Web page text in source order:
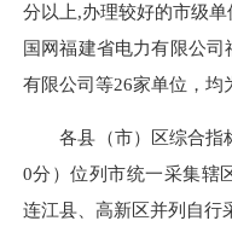
分以上,办理较好的市级单
国网福建省电力有限公
有限公司等26家单位，均
各县（市）区综合指
0分）位列市统一采集辖
连江县、高新区并列自行